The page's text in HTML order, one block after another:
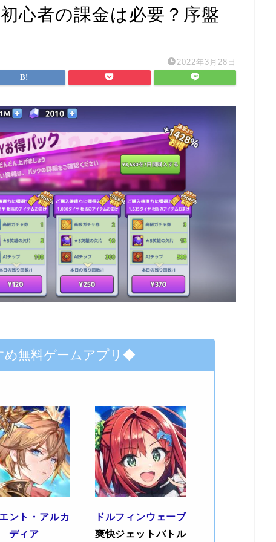
心者の課金は必要？序盤
2022年3月28日
無料ゲームアプリ◆
ント・アルカ
ディア
ドルフィンウェーブ
爽快ジェットバトル